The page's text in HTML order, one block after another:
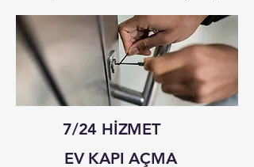
7/24 HİZMET
EV KAPI AÇMA